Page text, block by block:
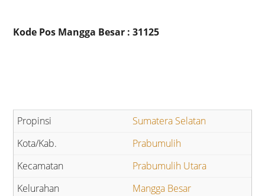
Kode Pos Mangga Besar : 31125
Sumatera Selatan
Prabumulih
Prabumulih Utara
Mangga Besar